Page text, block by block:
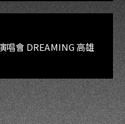
唱會 DREAMING 高雄